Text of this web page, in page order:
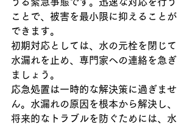
ことで、被害を最小限に抑えることが
できます。
初期対応としては、水の元栓を閉じて
水漏れを止め、専門家への連絡を急ぎ
ましょう。
応急処置は一時的な解決策に過ぎませ
ん。水漏れの原因を根本から解決し、
将来的なトラブルを防ぐためには、水